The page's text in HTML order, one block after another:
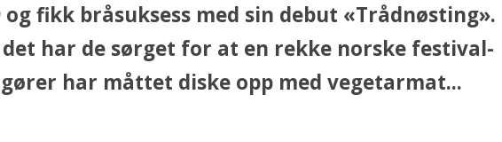
og fikk bråsuksess med sin debut «Trådnøsting».
det har de sørget for at en rekke norske festival-
har måttet diske opp med vegetarmat...